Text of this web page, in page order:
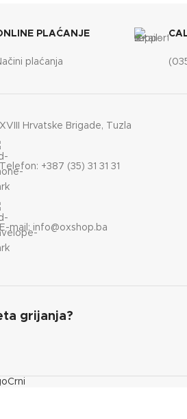
610x670x1110
KAPACITET SPREMNIKA
PLAĆANJE
plaćanja
XVIII Hrvatske Brigade, Tuzla
Telefon: +387 (35) 31 31 31
E-mail: info@oxshop.ba
grijanja?